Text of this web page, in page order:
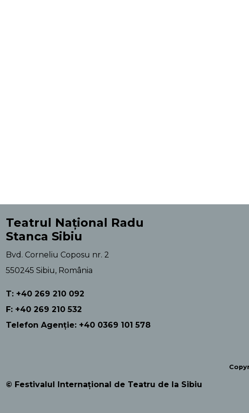
Teatrul Național Radu
Stanca Sibiu
Bvd. Corneliu Coposu nr. 2
550245 Sibiu, România
T: +40 269 210 092
F: +40 269 210 532
Telefon Agenție: +40 0369 101 578
© Festivalul Internațional de Teatru de la Sibiu